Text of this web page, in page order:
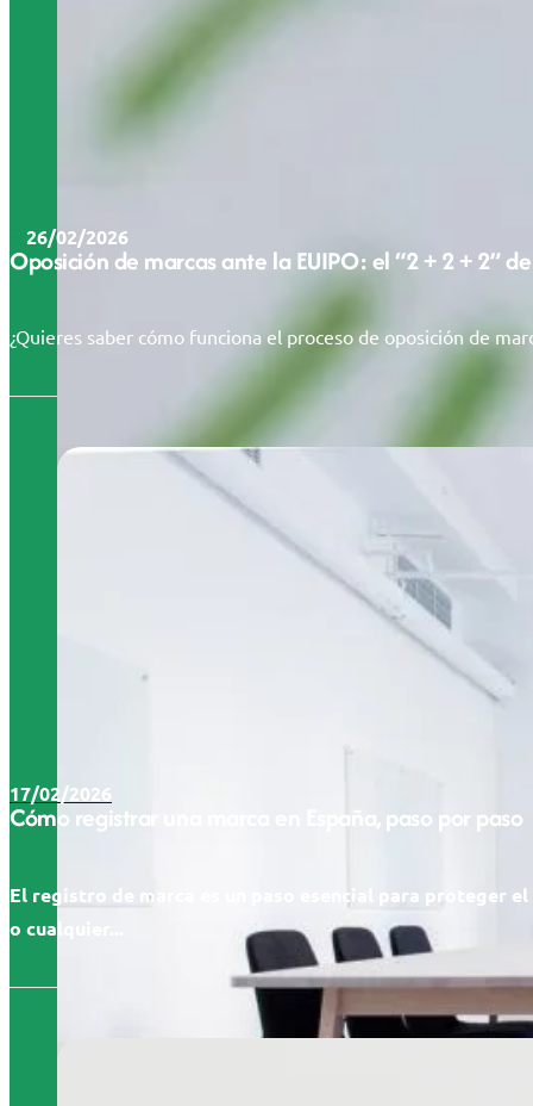
26/02/2026
Oposición de marcas ante la EUIPO: el “2 + 2 + 2”
¿Quieres saber cómo funciona el proceso de oposición de
17/02/2026
Cómo registrar una marca en España, paso por paso
El registro de marca es un paso esencial para proteger
o cualquier...